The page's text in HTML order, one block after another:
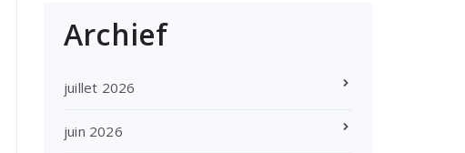
Archief
juillet 2026
juin 2026